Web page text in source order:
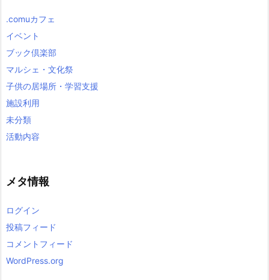
.comuカフェ
イベント
ブック倶楽部
マルシェ・文化祭
子供の居場所・学習支援
施設利用
未分類
活動内容
メタ情報
ログイン
投稿フィード
コメントフィード
WordPress.org